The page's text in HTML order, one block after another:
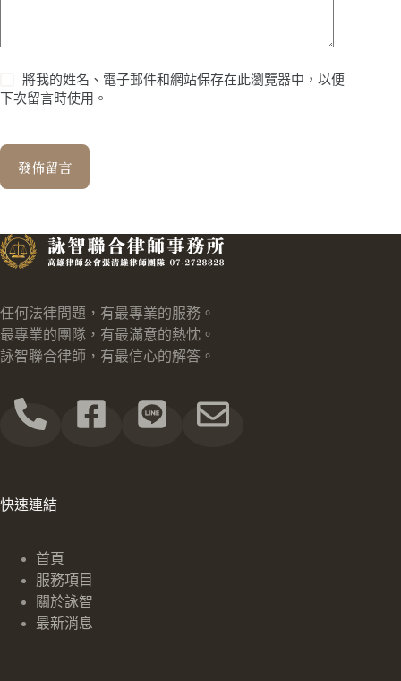
將我的姓名、電子郵件和網站保存在此瀏覽器中，以便
下次留言時使用。
發佈留言
任何法律問題，有最專業的服務。
最專業的團隊，有最滿意的熱忱。
詠智聯合律師，有最信心的解答。
快速連結
首頁
服務項目
關於詠智
最新消息